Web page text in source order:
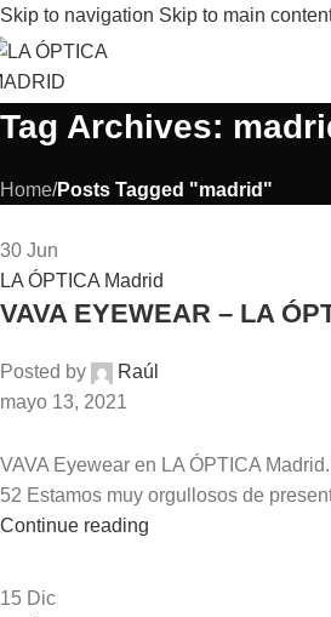
Skip to navigation Skip to main
Tag Archives:
Home/Posts Tagged "madrid"
30 Jun
LA ÓPTICA Madrid
VAVA EYEWEAR – LA
Posted by
Raúl
mayo 13, 2021
VAVA Eyewear en LA ÓPTICA
52 Estamos muy orgullosos de
Continue reading
15 Dic